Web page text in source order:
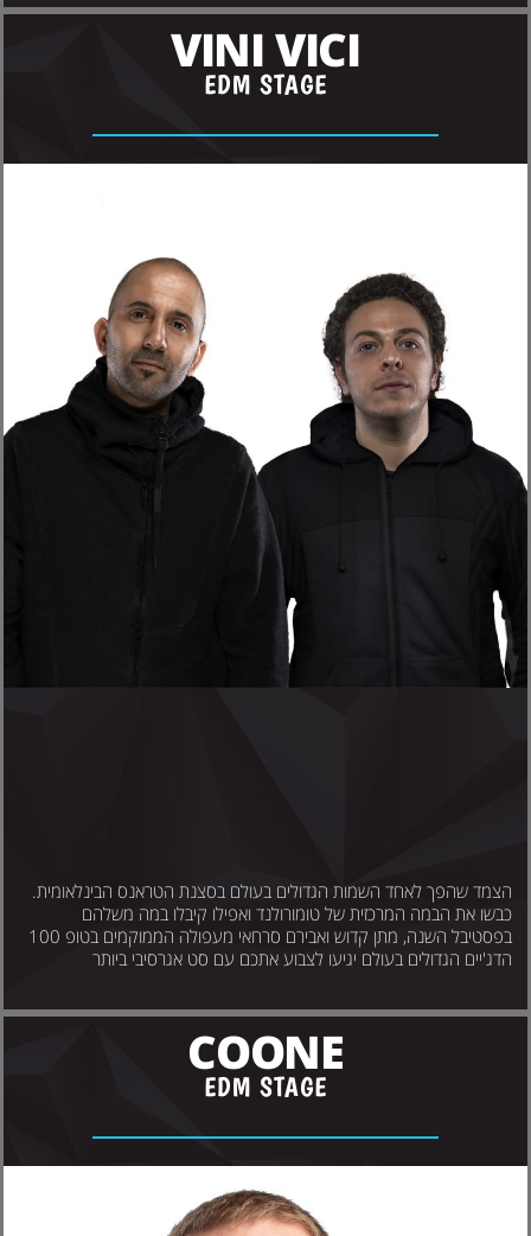
VINI VICI
EDM STAGE
הצמד שהפך לאחד השמות הגדולים בעולם בסצנת הטראנס הבינלאומית.
כבשו את הבמה המרכזית של טומורולנד ואפילו קיבלו במה משלהם
בפסטיבל השנה, מתן קדוש ואבירם סרחאי מעפולה הממוקמים בטופ 100
הדג'יים הגדולים בעולם יגיעו לצבוע אתכם עם סט אגרסיבי ביותר
COONE
EDM STAGE